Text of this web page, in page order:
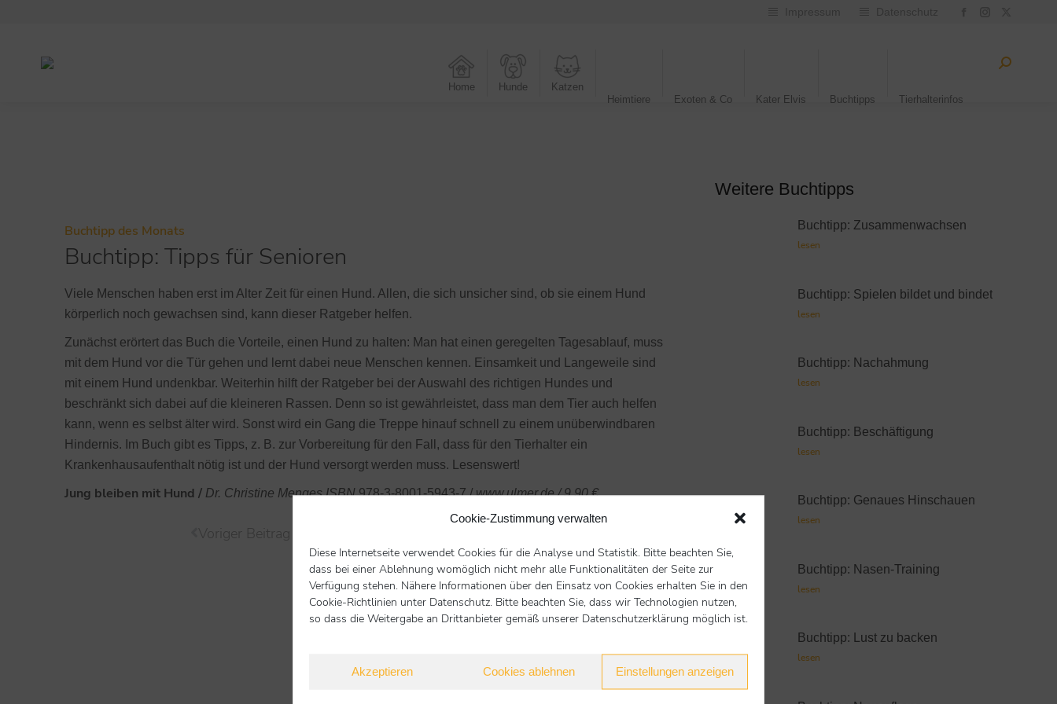
Cookie-Zustimmung verwalten
Diese Internetseite verwendet Cookies für die Analyse und Statistik. Bitte beachten Sie,
dass bei einer Ablehnung womöglich nicht mehr alle Funktionalitäten der Seite zur
Verfügung stehen. Nähere Informationen über den Einsatz von Cookies erhalten Sie in den
Cookie-Richtlinien unter Datenschutz. Bitte beachten Sie, dass wir Technologien nutzen,
so dass die Weitergabe an Drittanbieter gemäß unserer Datenschutzerklärung möglich ist.
Akzeptieren Cookies ablehnen Einstellungen anzeigen
Impressum Datenschutz
Home Hunde
Katzen
Heimtiere
Exoten & Co Kater Elvis Buchtipps Tierhalterinfos
Buchtipp des Monats
Buchtipp: Tipps für Senioren
Viele Menschen haben erst im Alter Zeit für einen Hund. Allen, die sich unsicher sind, ob sie einem Hund
körperlich noch gewachsen sind, kann dieser Ratgeber helfen.
Zunächst erörtert das Buch die Vorteile, einen Hund zu halten: Man hat einen geregelten Tagesablauf, muss
mit dem Hund vor die Tür gehen und lernt dabei neue Menschen kennen. Einsamkeit und Langeweile sind
mit einem Hund undenkbar. Weiterhin hilft der Ratgeber bei der Auswahl des richtigen Hundes und
beschränkt sich dabei auf die kleineren Rassen. Denn so ist gewährleistet, dass man dem Tier auch helfen
kann, wenn es selbst älter wird. Sonst wird ein Gang die Treppe hinauf schnell zu einem unüberwindbaren
Hindernis. Im Buch gibt es Tipps, z. B. zur Vorbereitung für den Fall, dass für den Tierhalter ein
Krankenhausaufenthalt nötig ist und der Hund versorgt werden muss. Lesenswert!
Jung bleiben mit Hund / Dr. Christine Menges ISBN978-3-8001-5943-7 /www.ulmer.de / 9,90 €
Voriger Beitrag
zur Übersicht
Weitere Buchtipps
Buchtipp: Zusammenwachsen
lesen
Buchtipp: Spielen bildet und bindet
lesen
Buchtipp: Nachahmung
lesen
Buchtipp: Beschäftigung
lesen
Buchtipp: Genaues Hinschauen
lesen
Buchtipp: Nasen-Training
lesen
Buchtipp: Lust zu backen
lesen